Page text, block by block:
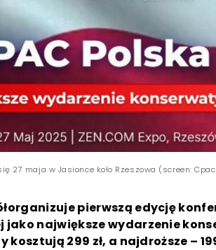
27 maja w Jasionce koło Rzeszowa (screen:
pierwszą edycję
największe wydarzenie
299 zł, a najdroższe –